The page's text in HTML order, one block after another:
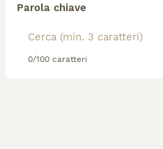
Parola chiave
0/100 caratteri